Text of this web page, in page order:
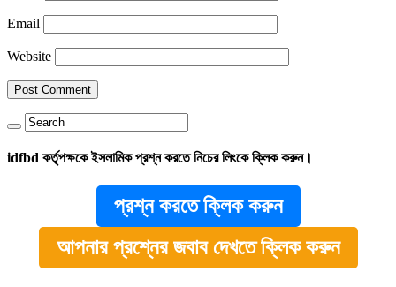
Email
Website
idfbd কর্তৃপক্ষকে ইসলামিক প্রশ্ন করতে নিচের লিংকে ক্লিক করুন।
প্রশ্ন করতে ক্লিক করুন
আপনার প্রশ্নের জবাব দেখতে ক্লিক করুন